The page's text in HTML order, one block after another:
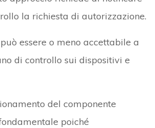
la richiesta di autorizzazione.
essere o meno accettabile a
di controllo sui dispositivi e
del componente
poiché